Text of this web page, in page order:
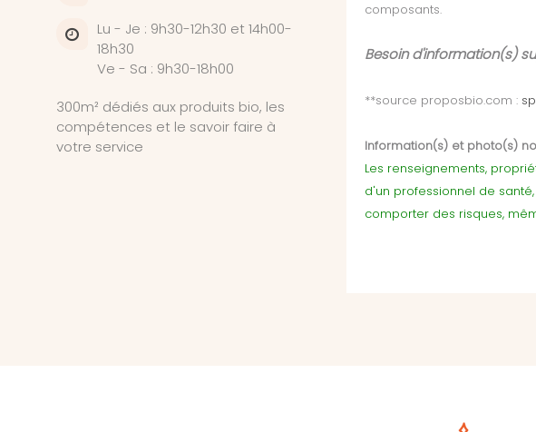
composants.
Besoin d'information(s)
**source proposbio.com :
Information(s) et photo(s)
Les renseignements,
d'un professionnel de
comporter des risques,
Lu - Je : 9h30-12h30 et 14h00-
18h30
Ve - Sa : 9h30-18h00
300m² dédiés aux produits bio, les
compétences et le savoir faire à
votre service